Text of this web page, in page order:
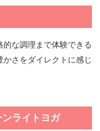
な調理まで体験できる
さをダイレクトに感じ
ライトヨガ